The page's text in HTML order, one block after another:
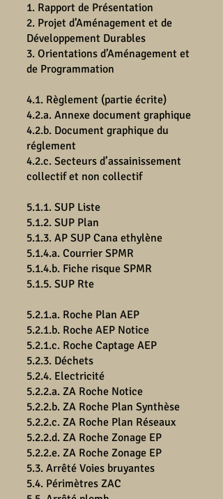
1. Rapport de Présentation
2. Projet d’Aménagement et de
Développement Durables
3. Orientations d’Aménagement et
de Programmation
4.1. Règlement (partie écrite)
4.2.a. Annexe document graphique
4.2.b. Document graphique du
réglement
4.2.c. Secteurs d’assainissement
collectif et non collectif
5.1.1. SUP Liste
5.1.2. SUP Plan
5.1.3. AP SUP Cana ethylène
5.1.4.a. Courrier SPMR
5.1.4.b. Fiche risque SPMR
5.1.5. SUP Rte
5.2.1.a. Roche Plan AEP
5.2.1.b. Roche AEP Notice
5.2.1.c. Roche Captage AEP
5.2.3. Déchets
5.2.4. Electricité
5.2.2.a. ZA Roche Notice
5.2.2.b. ZA Roche Plan Synthèse
5.2.2.c. ZA Roche Plan Réseaux
5.2.2.d. ZA Roche Zonage EP
5.2.2.e. ZA Roche Zonage EP
5.3. Arrêté Voies bruyantes
5.4. Périmètres ZAC